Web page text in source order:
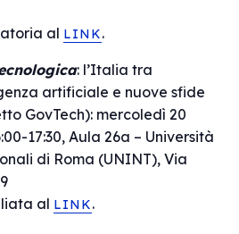
al LINK.
: l’Italia tra
artificiale e nuove sfide
GovTech): mercoledì 20
17:30, Aula 26a – Università
di Roma (UNINT), Via
al LINK.